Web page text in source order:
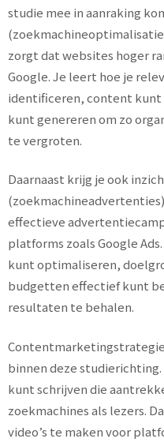
studie mee in aanraking
zorgt dat websites hoger
Google. Je leert hoe je
identificeren, content
kunt genereren om zo
te vergroten.
Daarnaast krijg je ook
effectieve
platforms zoals Google
kunt optimaliseren,
budgetten effectief kunt
resultaten te behalen.
binnen deze
kunt schrijven die
zoekmachines als lezers.
video’s te maken voor